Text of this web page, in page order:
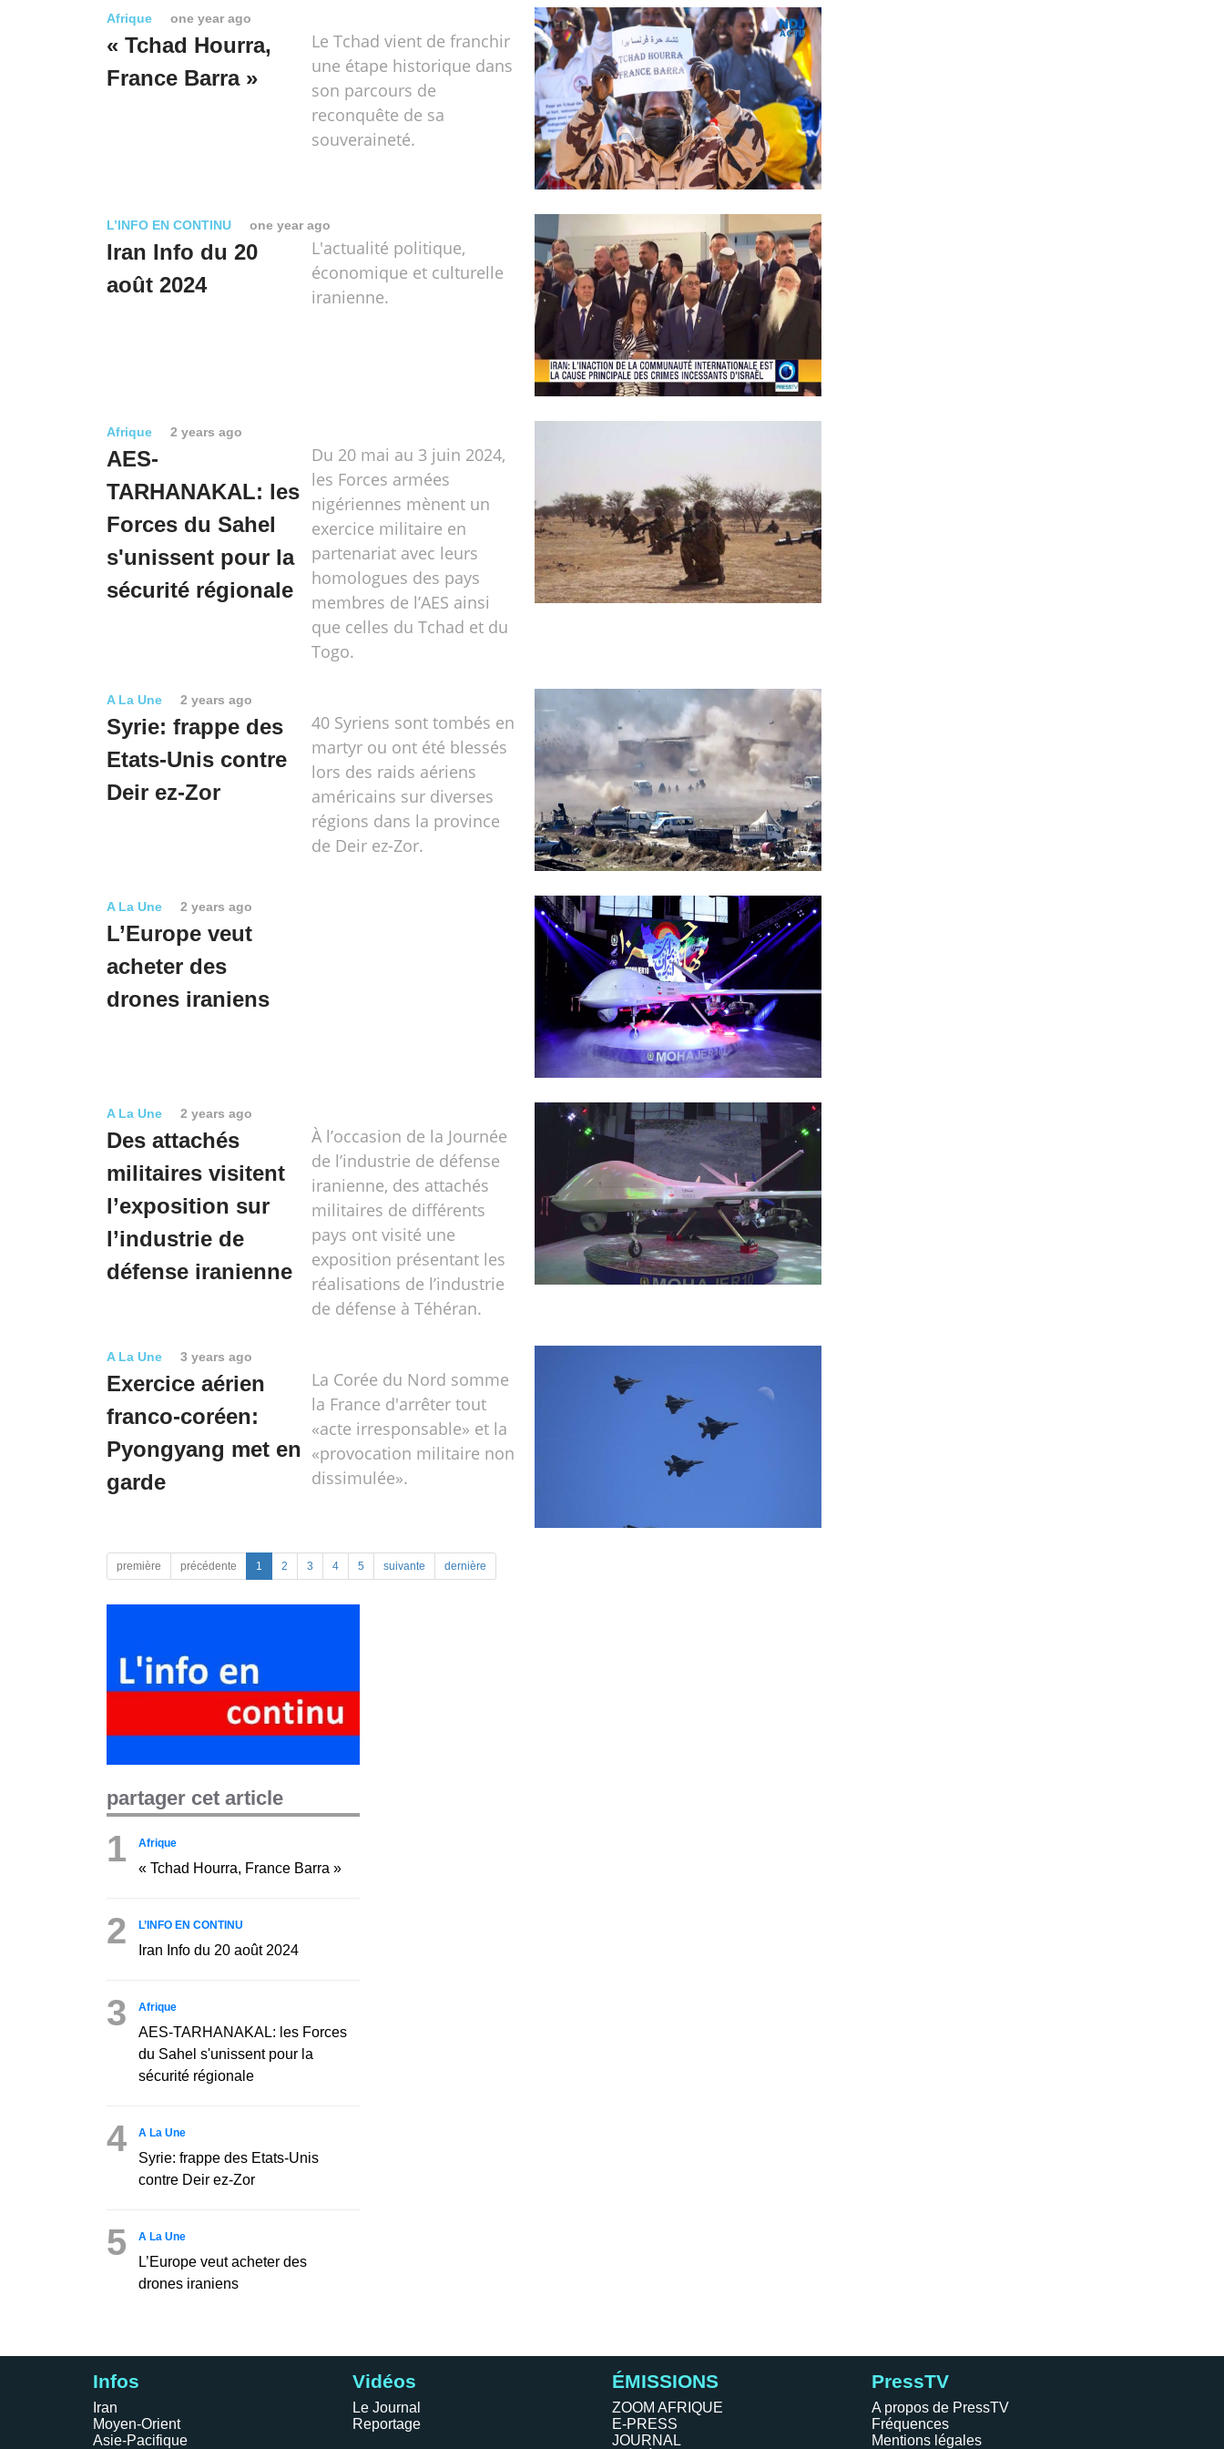
Afrique one year ago
« Tchad Hourra,
France Barra »
Le Tchad vient de franchir
une étape historique dans
son parcours de
reconquête de sa
souveraineté.
L’INFO EN CONTINU one year ago
Iran Info du 20
août 2024
L'actualité politique,
économique et culturelle
iranienne.
Afrique 2 years ago
AES-
TARHANAKAL: les
Forces du Sahel
s'unissent pour la
sécurité régionale
Du 20 mai au 3 juin 2024,
les Forces armées
nigériennes mènent un
exercice militaire en
partenariat avec leurs
homologues des pays
membres de l’AES ainsi
que celles du Tchad et du
Togo.
A La Une 2 years ago
Syrie: frappe des
Etats-Unis contre
Deir ez-Zor
40 Syriens sont tombés en
martyr ou ont été blessés
lors des raids aériens
américains sur diverses
régions dans la province
de Deir ez-Zor.
A La Une 2 years ago
L’Europe veut
acheter des
drones iraniens
A La Une 2 years ago
Des attachés
militaires visitent
l’exposition sur
l’industrie de
défense iranienne
À l’occasion de la Journée
de l’industrie de défense
iranienne, des attachés
militaires de différents
pays ont visité une
exposition présentant les
réalisations de l’industrie
de défense à Téhéran.
A La Une 3 years ago
Exercice aérien
franco-coréen:
Pyongyang met en
garde
La Corée du Nord somme
la France d'arrêter tout
«acte irresponsable» et la
«provocation militaire non
dissimulée».
première précédente 1 2 3 4 5 suivante dernière
partager cet article
1 Afrique
« Tchad Hourra, France Barra »
2 L’INFO EN CONTINU
Iran Info du 20 août 2024
3 Afrique
AES-TARHANAKAL: les Forces
du Sahel s'unissent pour la
sécurité régionale
4 A La Une
Syrie: frappe des Etats-Unis
contre Deir ez-Zor
5 A La Une
L’Europe veut acheter des
drones iraniens
Infos
Iran
Moyen-Orient
Asie-Pacifique
Vidéos
Le Journal
Reportage
ÉMISSIONS
ZOOM AFRIQUE
E-PRESS
JOURNAL
PressTV
A propos de PressTV
Fréquences
Mentions légales